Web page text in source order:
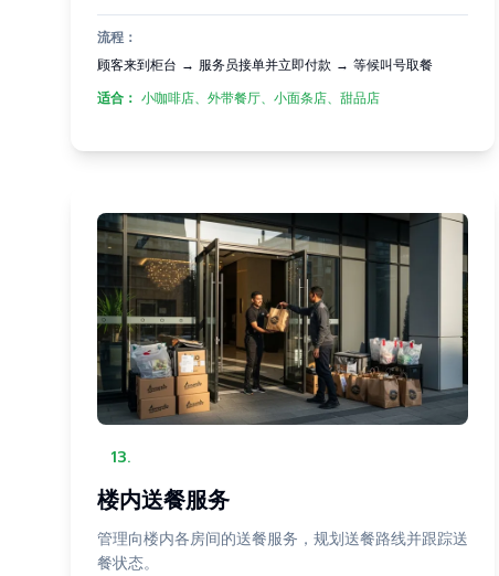
流程：
顾客来到柜台 → 服务员接单并立即付款 → 等候叫号取餐
适合： 小咖啡店、外带餐厅、小面条店、甜品店
13.
楼内送餐服务
管理向楼内各房间的送餐服务，规划送餐路线并跟踪送
餐状态。